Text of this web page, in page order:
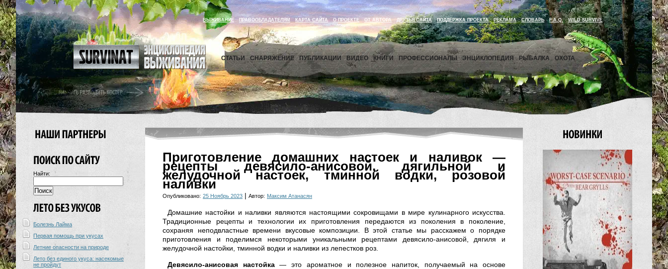
ВЫЖИВАНИЕ ПРАВООБЛАДАТЕЛЯМ КАРТА САЙТА О ПРОЕКТЕ ОТ АВТОРА ДРУЗЬЯ САЙТА ПОДДЕРЖКА ПРОЕКТА РЕКЛАМА СЛОВАРЬ F.A.Q. WILD SURVIVE
СТАТЬИ СНАРЯЖЕНИЕ ПУБЛИКАЦИИ ВИДЕО КНИГИ ПРОФЕССИОНАЛЫ ЭНЦИКЛОПЕДИЯ РЫБАЛКА ОХОТА
Найти:
Болезнь Лайма
Первая помощь при укусах
Летние опасности на природе
Лето без единого укуса: насекомые
не пройдут
Приготовление домашних настоек и наливок —
рецепты девясило-анисовой, дягильной и
желудочной настоек, тминной водки, розовой
наливки
Опубликовано: 25 Ноябрь 2023 | Автор: Максим Атанасян
Домашние настойки и наливки являются настоящими сокровищами в мире кулинарного искусства.
Традиционные рецепты и технологии их приготовления передаются из поколения в поколение,
сохраняя неподвластные времени вкусовые композиции. В этой статье мы расскажем о порядке
приготовления и поделимся некоторыми уникальными рецептами девясило-анисовой, дягиля и
желудочной настойки, тминной водки и наливки из лепестков роз.
Девясило-анисовая настойка— это ароматное и полезное напиток, получаемый на основе